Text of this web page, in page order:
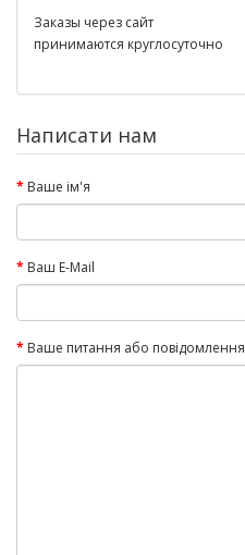
Заказы через сайт
принимаются круглосуточно
Написати нам
Ваше ім'я
Ваш E-Mail
Ваше питання або повідомлення